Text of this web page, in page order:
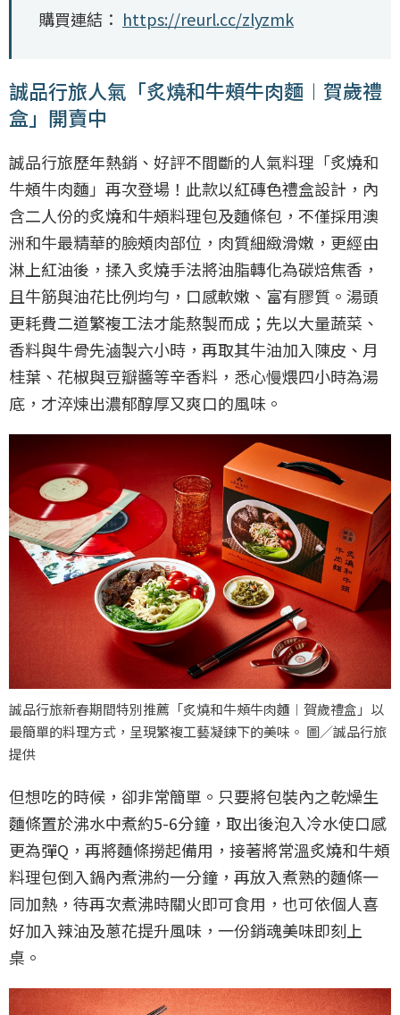
購買連結： https://reurl.cc/zlyzmk
誠品行旅人氣「炙燒和牛頰牛肉麵︱賀歲禮
盒」開賣中
誠品行旅歷年熱銷、好評不間斷的人氣料理「炙燒和
牛頰牛肉麵」再次登場！此款以紅磚色禮盒設計，內
含二人份的炙燒和牛頰料理包及麵條包，不僅採用澳
洲和牛最精華的臉頰肉部位，肉質細緻滑嫩，更經由
淋上紅油後，揉入炙燒手法將油脂轉化為碳焙焦香，
且牛筋與油花比例均勻，口感軟嫩、富有膠質。湯頭
更耗費二道繁複工法才能熬製而成；先以大量蔬菜、
香料與牛骨先滷製六小時，再取其牛油加入陳皮、月
桂葉、花椒與豆瓣醬等辛香料，悉心慢煨四小時為湯
底，才淬煉出濃郁醇厚又爽口的風味。
誠品行旅新春期間特別推薦「炙燒和牛頰牛肉麵︱賀歲禮盒」以
最簡單的料理方式，呈現繁複工藝凝鍊下的美味。 圖／誠品行旅
提供
但想吃的時候，卻非常簡單。只要將包裝內之乾燥生
麵條置於沸水中煮約5-6分鐘，取出後泡入冷水使口感
更為彈Q，再將麵條撈起備用，接著將常溫炙燒和牛頰
料理包倒入鍋內煮沸約一分鐘，再放入煮熟的麵條一
同加熱，待再次煮沸時關火即可食用，也可依個人喜
好加入辣油及蔥花提升風味，一份銷魂美味即刻上
桌。